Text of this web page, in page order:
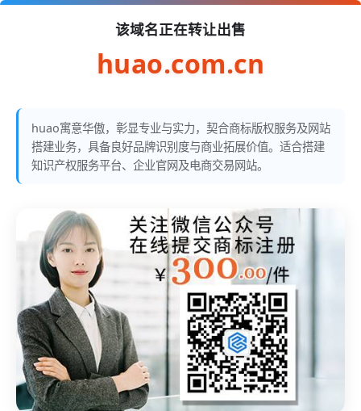
该域名正在转让出售
huao.com.cn
huao寓意华傲，彰显专业与实力，契合商标版权服务及网站
搭建业务，具备良好品牌识别度与商业拓展价值。适合搭建
知识产权服务平台、企业官网及电商交易网站。